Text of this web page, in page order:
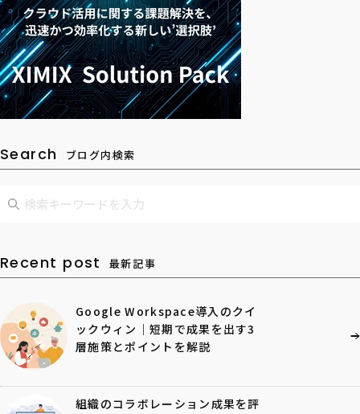
Search ブログ内検索
Recent post 最新記事
Google Workspace導入のクイ
ックウィン｜短期で成果を出す3
層施策とポイントを解説
組織のコラボレーション成果を評